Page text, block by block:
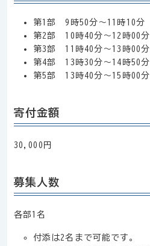
第1部 9時50分～11時10分
第2部 10時40分～12時00分
第3部 11時40分～13時00分
第4部 13時30分～14時50分
第5部 13時40分～15時00分
寄付金額
30,000円
募集人数
各部1名
付添は2名まで可能です。